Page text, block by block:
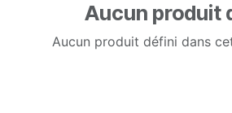
Aucun produit
Aucun produit défini dans